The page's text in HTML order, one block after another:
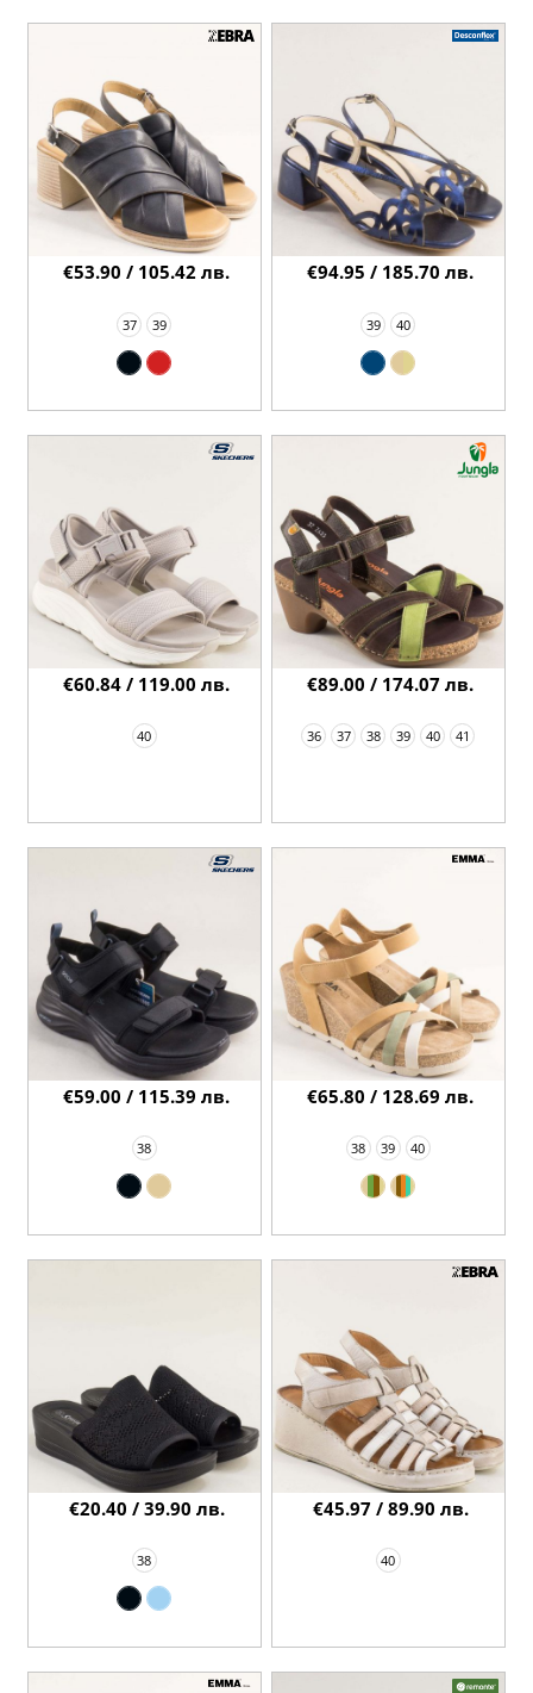
37 39
€53.90 / 105.42 лв.
39 40
€94.95 / 185.70 лв.
40
€60.84 / 119.00 лв.
36 37 38 39 40 41
€89.00 / 174.07 лв.
38
€59.00 / 115.39 лв.
38 39 40
€65.80 / 128.69 лв.
38
€20.40 / 39.90 лв.
40
€45.97 / 89.90 лв.